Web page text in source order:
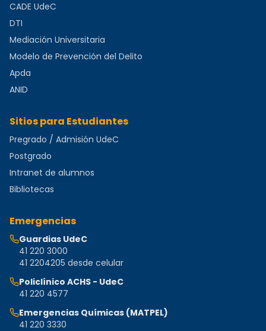
CADE UdeC
DTI
Mediación Universitaria
Modelo de Prevención del Delito
Apda
ANID
Sitios para Estudiantes
Pregrado / Admisión UdeC
Postgrado
Intranet de alumnos
Bibliotecas
Emergencias
Guardias UdeC
41 220 3000
41 2204205 desde celular
Policlínico ACHS - UdeC
41 220 4577
Emergencias Químicas (MATPEL)
41 220 3330